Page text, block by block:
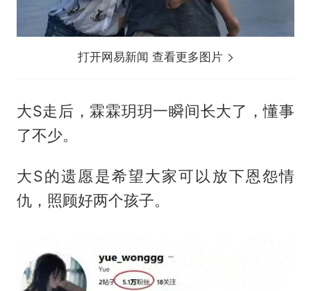
打开网易新闻 查看更多图片
大S走后，霖霖玥玥一瞬间长大了，懂事
了不少。
大S的遗愿是希望大家可以放下恩怨情
仇，照顾好两个孩子。